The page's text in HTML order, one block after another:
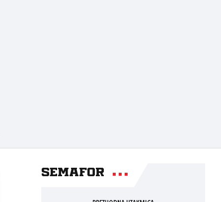
Semafor